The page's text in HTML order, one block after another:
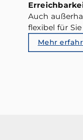
Auch
flexibel für
Mehr